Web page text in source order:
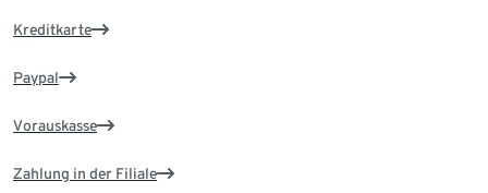
Kreditkarte
Paypal
Vorauskasse
Zahlung in der Filiale